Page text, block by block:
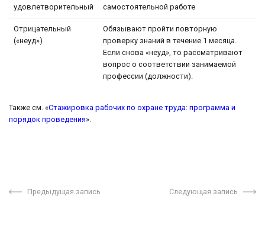
удовлетворительный
самостоятельной работе
Отрицательный
(«неуд»)
Обязывают пройти повторную
проверку знаний в течение 1 месяца.
Если снова «неуд», то рассматривают
вопрос о соответствии занимаемой
профессии (должности).
Также см. «Стажировка рабочих по охране труда: программа и
порядок проведения».
Предыдущая запись Следующая запись